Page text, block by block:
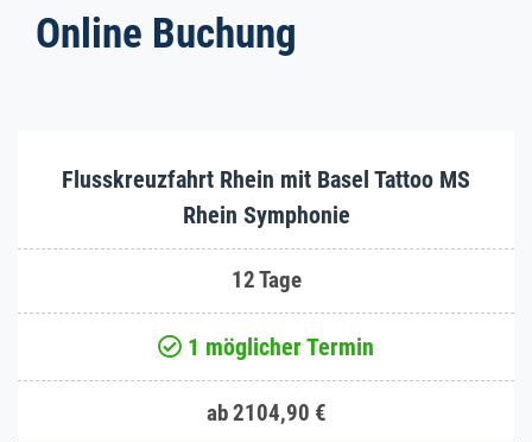
Online Buchung
Flusskreuzfahrt Rhein mit Basel Tattoo MS
Rhein Symphonie
12 Tage
1 möglicher Termin
ab 2104,90 €